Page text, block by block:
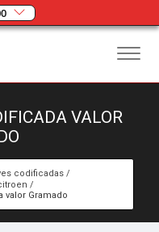
VALOR
codificadas
valor Gramado